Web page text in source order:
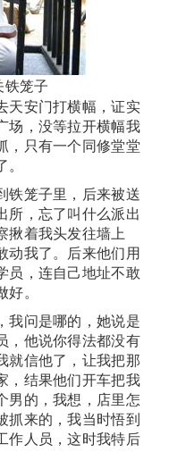
笼子
天安门打横幅，证实
场，没等拉开横幅我
，只有一个同修堂堂
铁笼子里，后来被送
所，忘了叫什么派出
揪着我头发往墙上
动我了。后来他们用
员，连自己地址不敢
。
我问是哪的，她说是
，他说你得法都没有
就信他了，让我把那
，结果他们开车把我
男的，我想，店里怎
抓来的，我当时悟到
作人员，这时我特后